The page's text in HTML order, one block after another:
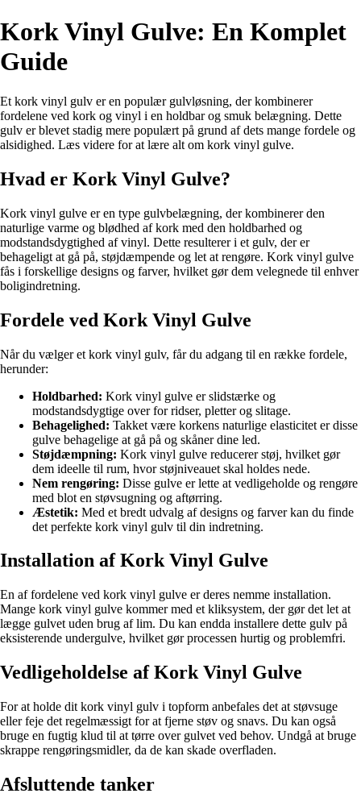
Kork Vinyl Gulve: En Komplet
Guide
Et kork vinyl gulv er en populær gulvløsning, der kombinerer
fordelene ved kork og vinyl i en holdbar og smuk belægning. Dette
gulv er blevet stadig mere populært på grund af dets mange fordele og
alsidighed. Læs videre for at lære alt om kork vinyl gulve.
Hvad er Kork Vinyl Gulve?
Kork vinyl gulve er en type gulvbelægning, der kombinerer den
naturlige varme og blødhed af kork med den holdbarhed og
modstandsdygtighed af vinyl. Dette resulterer i et gulv, der er
behageligt at gå på, støjdæmpende og let at rengøre. Kork vinyl gulve
fås i forskellige designs og farver, hvilket gør dem velegnede til enhver
boligindretning.
Fordele ved Kork Vinyl Gulve
Når du vælger et kork vinyl gulv, får du adgang til en række fordele,
herunder:
Holdbarhed: Kork vinyl gulve er slidstærke og
modstandsdygtige over for ridser, pletter og slitage.
Behagelighed: Takket være korkens naturlige elasticitet er disse
gulve behagelige at gå på og skåner dine led.
Støjdæmpning: Kork vinyl gulve reducerer støj, hvilket gør
dem ideelle til rum, hvor støjniveauet skal holdes nede.
Nem rengøring: Disse gulve er lette at vedligeholde og rengøre
med blot en støvsugning og aftørring.
Æstetik: Med et bredt udvalg af designs og farver kan du finde
det perfekte kork vinyl gulv til din indretning.
Installation af Kork Vinyl Gulve
En af fordelene ved kork vinyl gulve er deres nemme installation.
Mange kork vinyl gulve kommer med et kliksystem, der gør det let at
lægge gulvet uden brug af lim. Du kan endda installere dette gulv på
eksisterende undergulve, hvilket gør processen hurtig og problemfri.
Vedligeholdelse af Kork Vinyl Gulve
For at holde dit kork vinyl gulv i topform anbefales det at støvsuge
eller feje det regelmæssigt for at fjerne støv og snavs. Du kan også
bruge en fugtig klud til at tørre over gulvet ved behov. Undgå at bruge
skrappe rengøringsmidler, da de kan skade overfladen.
Afsluttende tanker